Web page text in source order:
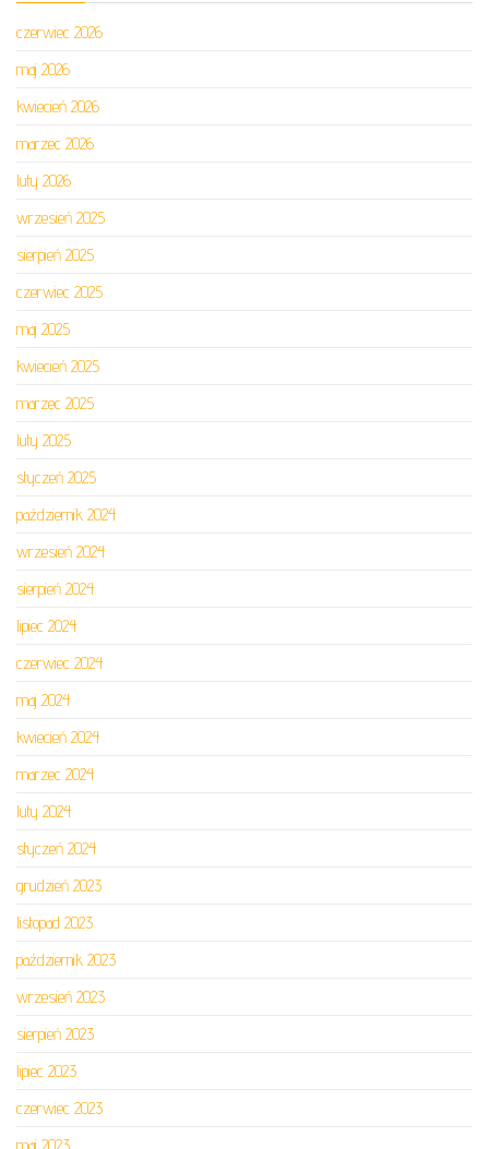
czerwiec 2026
maj 2026
kwiecień 2026
marzec 2026
luty 2026
wrzesień 2025
sierpień 2025
czerwiec 2025
maj 2025
kwiecień 2025
marzec 2025
luty 2025
styczeń 2025
październik 2024
wrzesień 2024
sierpień 2024
lipiec 2024
czerwiec 2024
maj 2024
kwiecień 2024
marzec 2024
luty 2024
styczeń 2024
grudzień 2023
listopad 2023
październik 2023
wrzesień 2023
sierpień 2023
lipiec 2023
czerwiec 2023